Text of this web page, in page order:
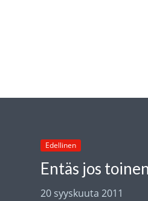
Edellinen
Entäs jos
20 syyskuuta 2011